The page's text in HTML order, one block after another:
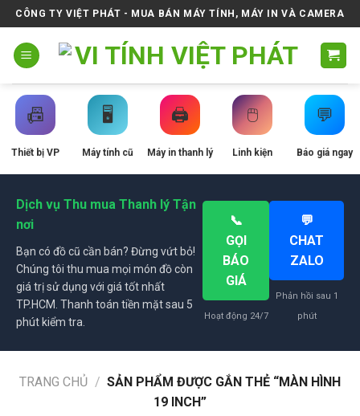
Skip
to
content
CÔNG TY VIỆT PHÁT - MUA BÁN MÁY TÍNH, MÁY IN VÀ CAMERA
📠
Thiết bị VP
🖥️
Máy tính cũ
🖨️
Máy in thanh lý
🖱️
Linh kiện
💬
Báo giá ngay
Dịch vụ Thu mua Thanh lý Tận
nơi
Bạn có đồ cũ cần bán? Đừng vứt bỏ!
Chúng tôi thu mua mọi món đồ còn
giá trị sử dụng với giá tốt nhất
TP.HCM. Thanh toán tiền mặt sau 5
phút kiểm tra.
📞
GỌI
BÁO
GIÁ
Hoạt động 24/7
💬
CHAT
ZALO
Phản hồi sau 1
phút
TRANG CHỦ / SẢN PHẨM ĐƯỢC GẮN THẺ “MÀN HÌNH
19 INCH”